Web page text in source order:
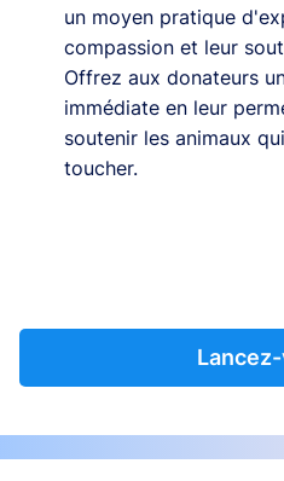
un moyen pratique
compassion et leur
Offrez aux donateurs
immédiate en leur
soutenir les animaux
toucher.